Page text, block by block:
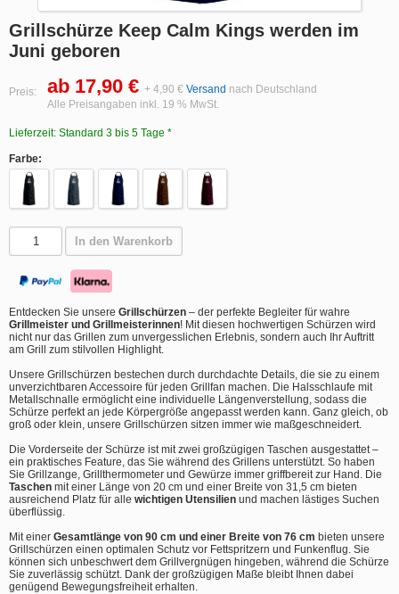
Grillschürze Keep Calm Kings werden im
Juni geboren
Preis: ab 17,90 € + 4,90 € Versand nach Deutschland
Alle Preisangaben inkl. 19 % MwSt.
Lieferzeit: Standard 3 bis 5 Tage *
Farbe:
In den Warenkorb
Entdecken Sie unsere Grillschürzen – der perfekte Begleiter für wahre
Grillmeister und Grillmeisterinnen! Mit diesen hochwertigen Schürzen wird
nicht nur das Grillen zum unvergesslichen Erlebnis, sondern auch Ihr Auftritt
am Grill zum stilvollen Highlight.
Unsere Grillschürzen bestechen durch durchdachte Details, die sie zu einem
unverzichtbaren Accessoire für jeden Grillfan machen. Die Halsschlaufe mit
Metallschnalle ermöglicht eine individuelle Längenverstellung, sodass die
Schürze perfekt an jede Körpergröße angepasst werden kann. Ganz gleich, ob
groß oder klein, unsere Grillschürzen sitzen immer wie maßgeschneidert.
Die Vorderseite der Schürze ist mit zwei großzügigen Taschen ausgestattet –
ein praktisches Feature, das Sie während des Grillens unterstützt. So haben
Sie Grillzange, Grillthermometer und Gewürze immer griffbereit zur Hand. Die
Taschen mit einer Länge von 20 cm und einer Breite von 31,5 cm bieten
ausreichend Platz für alle wichtigen Utensilien und machen lästiges Suchen
überflüssig.
Mit einer Gesamtlänge von 90 cm und einer Breite von 76 cm bieten unsere
Grillschürzen einen optimalen Schutz vor Fettspritzern und Funkenflug. Sie
können sich unbeschwert dem Grillvergnügen hingeben, während die Schürze
Sie zuverlässig schützt. Dank der großzügigen Maße bleibt Ihnen dabei
genügend Bewegungsfreiheit erhalten.